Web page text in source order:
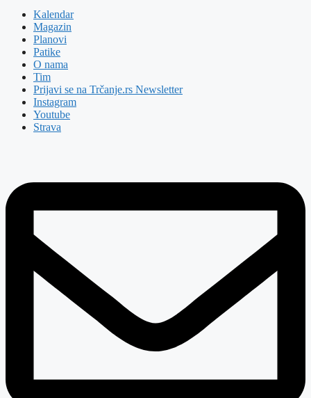
Kalendar
Magazin
Planovi
Patike
O nama
Tim
Prijavi se na Trčanje.rs Newsletter
Instagram
Youtube
Strava